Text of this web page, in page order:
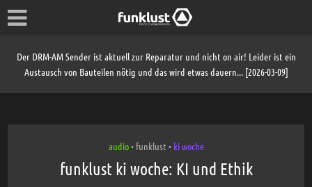
Der DRM-AM Sender ist aktuell zur Reparatur und nicht on air! Leider ist ein
Austausch von Bauteilen nötig und das wird etwas dauern... [2026-03-09]
audio • funklust • ki woche
funklust ki woche: KI und Ethik